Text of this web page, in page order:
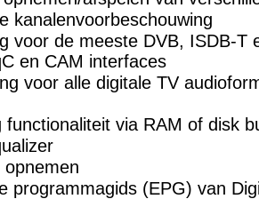
kanalenvoorbeschouwing
voor de meeste DVB, ISDB-T
en CAM interfaces
voor alle digitale TV
functionaliteit via RAM of disk
opnemen
programmagids (EPG) van